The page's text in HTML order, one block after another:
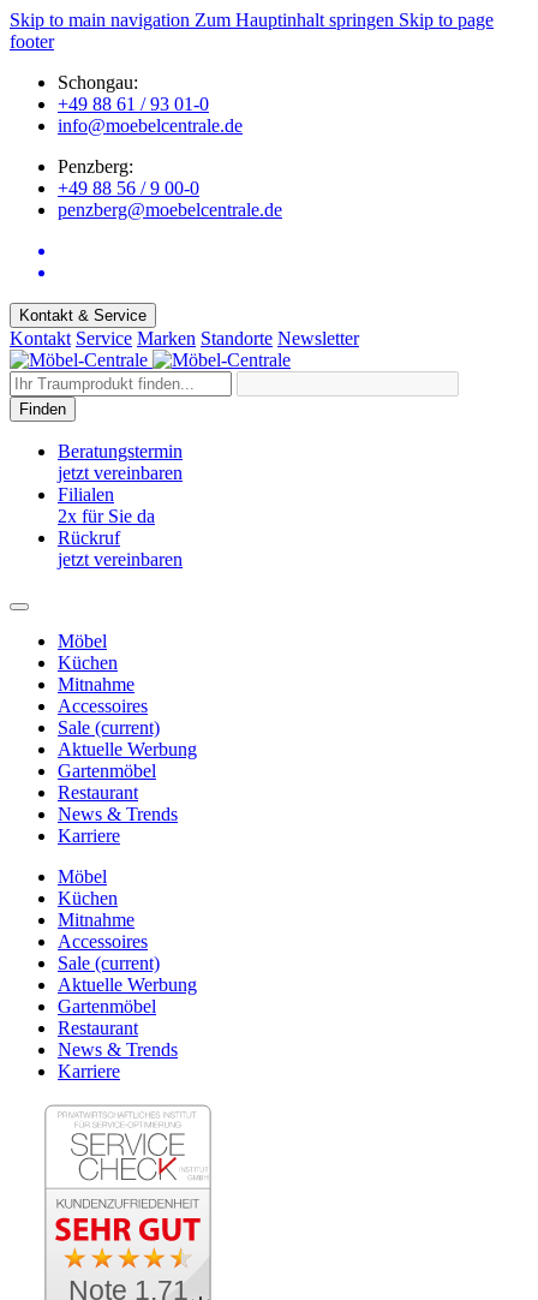
Skip to main navigation Zum Hauptinhalt springen Skip to page
footer
Schongau:
+49 88 61 / 93 01-0
info@moebelcentrale.de
Penzberg:
+49 88 56 / 9 00-0
penzberg@moebelcentrale.de
Kontakt & Service
Kontakt Service Marken Standorte Newsletter
Finden
Beratungstermin
jetzt vereinbaren
Filialen
2x für Sie da
Rückruf
jetzt vereinbaren
Möbel
Küchen
Mitnahme
Accessoires
Sale (current)
Aktuelle Werbung
Gartenmöbel
Restaurant
News & Trends
Karriere
Möbel
Küchen
Mitnahme
Accessoires
Sale (current)
Aktuelle Werbung
Gartenmöbel
Restaurant
News & Trends
Karriere
Note 1.71